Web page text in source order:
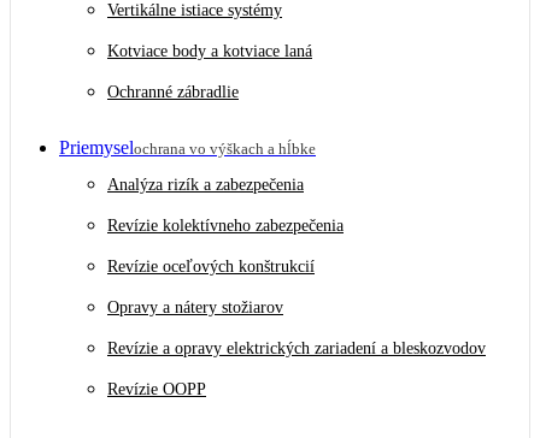
Vertikálne istiace systémy
Kotviace body a kotviace laná
Ochranné zábradlie
Priemyselochrana vo výškach a hĺbke
Analýza rizík a zabezpečenia
Revízie kolektívneho zabezpečenia
Revízie oceľových konštrukcií
Opravy a nátery stožiarov
Revízie a opravy elektrických zariadení a bleskozvodov
Revízie OOPP